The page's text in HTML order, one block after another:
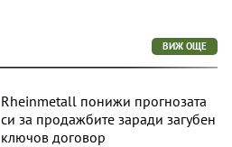
ВИЖ ОЩЕ
Rheinmetall понижи прогнозата
си за продажбите заради загубен
ключов договор